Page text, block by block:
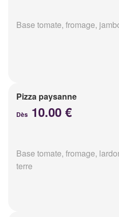
Base tomate, fromage,
Pizza paysanne
Dès 10.00 €
Base tomate, fromage,
terre